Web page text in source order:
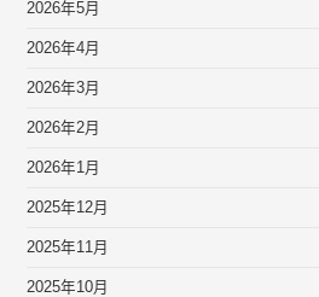
2026年5月
2026年4月
2026年3月
2026年2月
2026年1月
2025年12月
2025年11月
2025年10月